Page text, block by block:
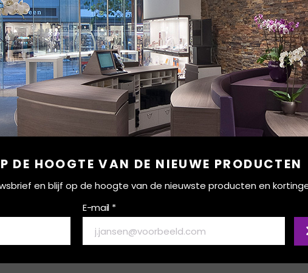
DE HOOGTE VAN DE NIEUWE PRODUCTEN
en blijf op de hoogte van de nieuwste producten en
E-mail *